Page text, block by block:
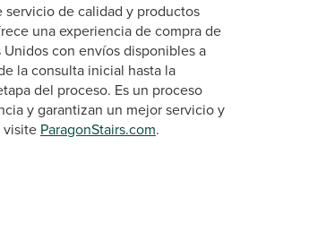
servicio de calidad y productos
una experiencia de compra de
con envíos disponibles a
la consulta inicial hasta la
del proceso. Es un proceso
y garantizan un mejor servicio y
visite ParagonStairs.com.